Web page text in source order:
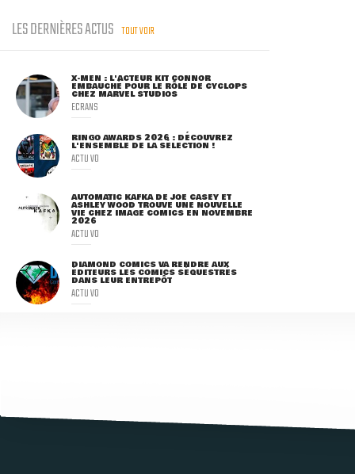
LES DERNIÈRES ACTUS TOUT VOIR
X-MEN : L'ACTEUR KIT CONNOR
EMBAUCHÉ POUR LE RÔLE DE CYCLOPS
CHEZ MARVEL STUDIOS
ECRANS
RINGO AWARDS 2026 : DÉCOUVREZ
L'ENSEMBLE DE LA SÉLECTION !
ACTU VO
AUTOMATIC KAFKA DE JOE CASEY ET
ASHLEY WOOD TROUVE UNE NOUVELLE
VIE CHEZ IMAGE COMICS EN NOVEMBRE
2026
ACTU VO
DIAMOND COMICS VA RENDRE AUX
ÉDITEURS LES COMICS SÉQUESTRÉS
DANS LEUR ENTREPÔT
ACTU VO